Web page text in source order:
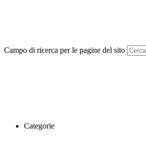
Campo di ricerca per le pagine del sito
Categorie